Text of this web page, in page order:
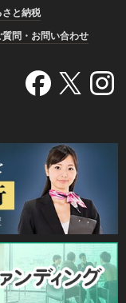
さと納税
問・お問い合わせ